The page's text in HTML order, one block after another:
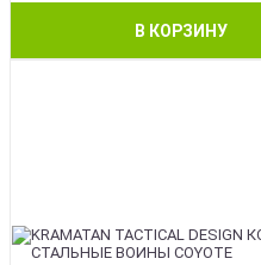
В КОРЗИНУ